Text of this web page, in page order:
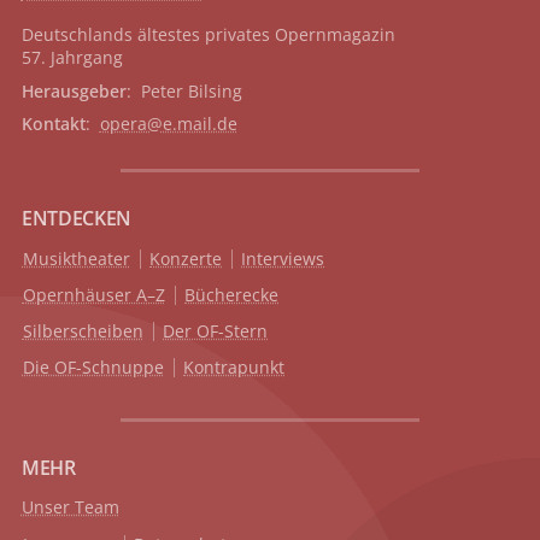
Deutschlands ältestes privates Opernmagazin
57. Jahrgang
Herausgeber: Peter Bilsing
Kontakt: opera@e.mail.de
ENTDECKEN
Musiktheater Konzerte
Interviews
Opernhäuser A–Z
Bücherecke
Silberscheiben
Der OF-Stern
Die OF-Schnuppe
Kontrapunkt
MEHR
Unser Team